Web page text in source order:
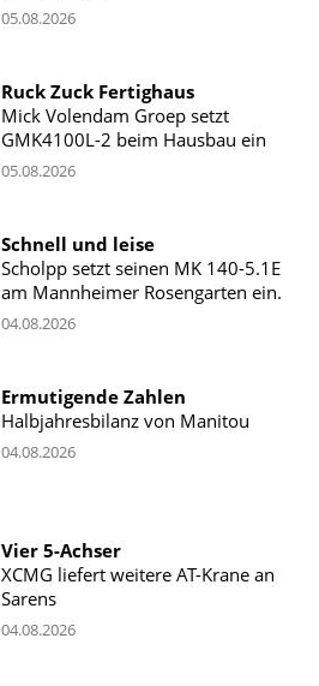
05.08.2026
Ruck Zuck Fertighaus
Mick Volendam Groep setzt
GMK4100L-2 beim Hausbau ein
05.08.2026
Schnell und leise
Scholpp setzt seinen MK 140-5.1E
am Mannheimer Rosengarten ein.
04.08.2026
Ermutigende Zahlen
Halbjahresbilanz von Manitou
04.08.2026
Vier 5-Achser
XCMG liefert weitere AT-Krane an
Sarens
04.08.2026